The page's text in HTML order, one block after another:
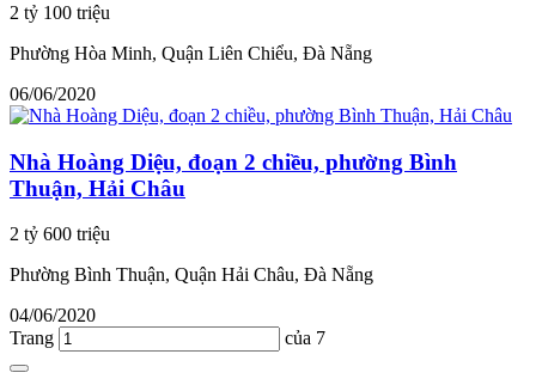
2 tỷ 100 triệu
Phường Hòa Minh, Quận Liên Chiểu, Đà Nẵng
06/06/2020
Nhà Hoàng Diệu, đoạn 2 chiều, phường Bình
Thuận, Hải Châu
2 tỷ 600 triệu
Phường Bình Thuận, Quận Hải Châu, Đà Nẵng
04/06/2020
Trang
của 7